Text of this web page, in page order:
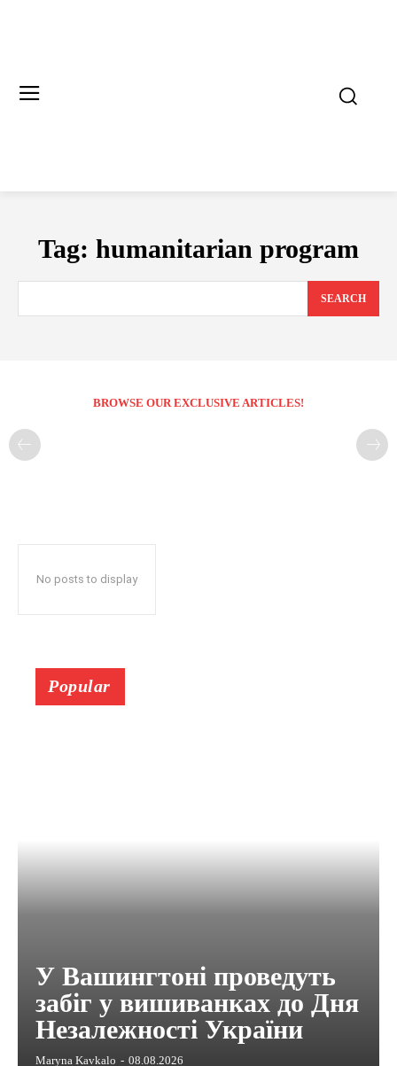
Tag: humanitarian program
SEARCH
BROWSE OUR EXCLUSIVE ARTICLES!
No posts to display
Popular
У Вашингтоні проведуть
забіг у вишиванках до Дня
Незалежності України
Maryna Kavkalo - 08.08.2026